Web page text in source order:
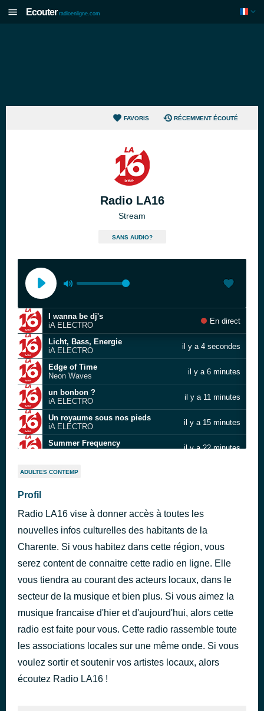
Ecouter radioenligne.com
FAVORIS RÉCEMMENT ÉCOUTÉ
Radio LA16
Stream
SANS AUDIO?
I wanna be dj's
iA ELECTRO
En direct
Licht, Bass, Energie
iA ELECTRO
il y a 4 secondes
Edge of Time
Neon Waves
il y a 6 minutes
un bonbon ?
iA ELECTRO
il y a 11 minutes
Un royaume sous nos pieds
iA ELECTRO
il y a 15 minutes
Summer Frequency
il y a 22 minutes
Pulse of the Future
Un dia un monstruo
Alma Isidore iA
I wanna be dj's
il y a 46 minutes
ADULTES CONTEMP
Profil
Radio LA16 vise à donner accès à toutes les
nouvelles infos culturelles des habitants de la
Charente. Si vous habitez dans cette région, vous
serez content de connaitre cette radio en ligne. Elle
vous tiendra au courant des acteurs locaux, dans le
secteur de la musique et bien plus. Si vous aimez la
musique francaise d'hier et d'aujourd'hui, alors cette
radio est faite pour vous. Cette radio rassemble toute
les associations locales sur une même onde. Si vous
voulez sortir et soutenir vos artistes locaux, alors
écoutez Radio LA16 !